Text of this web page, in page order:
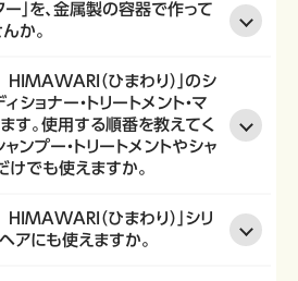
ー」を、金属製の容器で作って
か。
HIMAWARI（ひまわり）」のシ
ショナー・トリートメント・マ
す。使用する順番を教えてく
ャンプー・トリートメントやシャ
けでも使えますか。
HIMAWARI（ひまわり）」シリ
アにも使えますか。